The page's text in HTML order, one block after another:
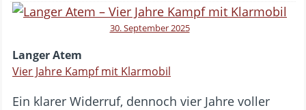
30. September 2025
Langer Atem
Vier Jahre Kampf mit Klarmobil
Ein klarer Widerruf, dennoch vier Jahre voller